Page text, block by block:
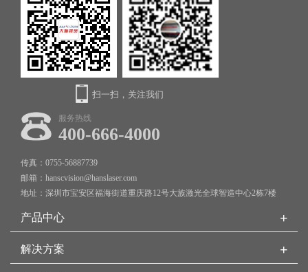
扫一扫，关注我们
服务热线
400-666-4000
传真：0755-56887739
邮箱：hanscvision@hanslaser.com
地址：深圳市宝安区福海街道重庆路12号大族激光全球智造中心2栋7楼
产品中心 +
解决方案 +